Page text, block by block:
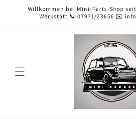
zumWillkommen bei Mini-Parts-Shop
Werkstatt 📞 07971/23656 ✉️